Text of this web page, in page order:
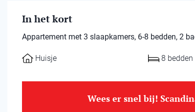
In het kort
Appartement met 3 slaapkamers, 6-8 bedden, 2
Huisje 8 bedden
Wees er snel bij!